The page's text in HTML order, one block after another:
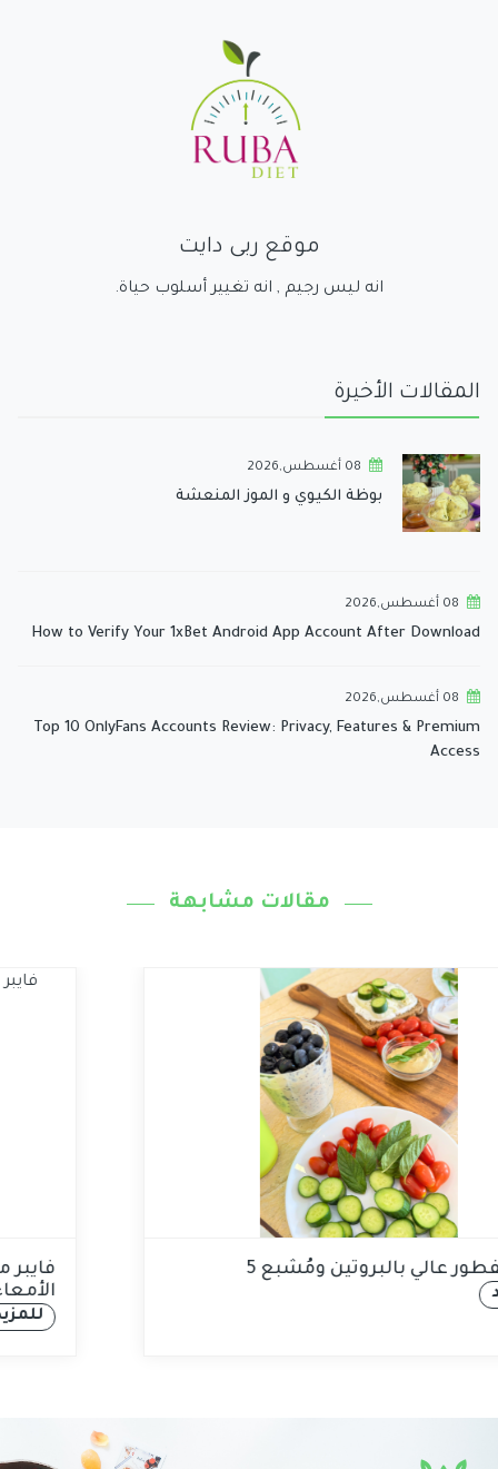
موقع ربى دايت
انه ليس رجيم , انه تغيير أسلوب حياة.
المقالات الأخيرة
08 أغسطس,2026
بوظة الكيوي و الموز المنعشة
08 أغسطس,2026
How to Verify Your 1xBet Android App Account After Download
08 أغسطس,2026
Top 10 OnlyFans Accounts Review: Privacy, Features & Premium
Access
مقالات مشابهة
5 أفكار لفطور عالي بالبروتين ومُشبع